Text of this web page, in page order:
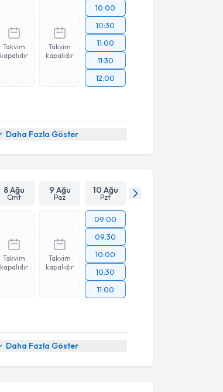
Takvim
kapalıdır
Takvim
kapalıdır
10:00
10:30
11:00
11:30
12:00
Daha Fazla Göster
8 Ağu
Cmt
9 Ağu
Paz
10 Ağu
Pzt
Takvim
kapalıdır
Takvim
kapalıdır
09:00
09:30
10:00
10:30
11:00
Daha Fazla Göster